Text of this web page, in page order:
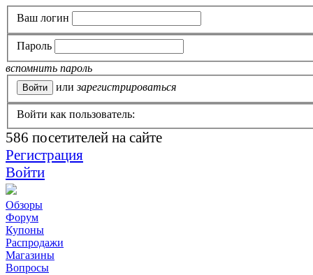
Ваш логин
Пароль
вспомнить пароль
или зарегистрироваться
Войти как пользователь:
586 посетителей на сайте
Регистрация
Войти
Обзоры
Форум
Купоны
Распродажи
Магазины
Вопросы